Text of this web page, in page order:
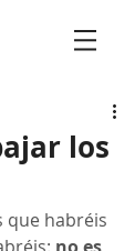
los
que habréis